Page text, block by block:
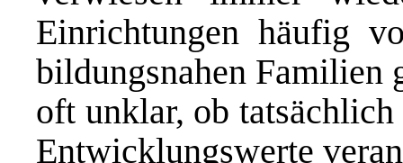
Einrichtungen häufig
bildungsnahen Familien
oft unklar, ob
Entwicklungswerte